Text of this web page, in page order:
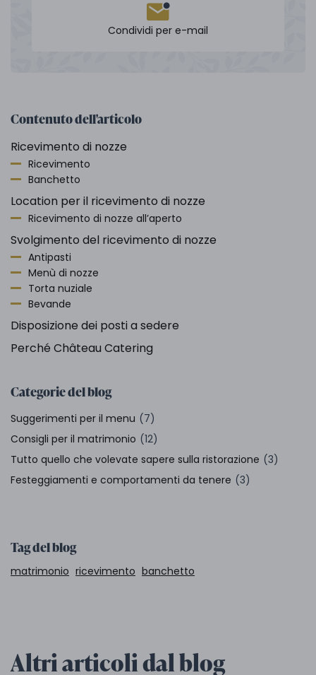
Condividi per e-mail
Contenuto dell'articolo
Ricevimento di nozze
Ricevimento
Banchetto
Location per il ricevimento di nozze
Ricevimento di nozze all’aperto
Svolgimento del ricevimento di nozze
Antipasti
Menù di nozze
Torta nuziale
Bevande
Disposizione dei posti a sedere
Perché Château Catering
Categorie del blog
Suggerimenti per il menu (7)
Consigli per il matrimonio (12)
Tutto quello che volevate sapere sulla ristorazione (3)
Festeggiamenti e comportamenti da tenere (3)
Tag del blog
matrimonio ricevimento banchetto
Altri articoli dal blog